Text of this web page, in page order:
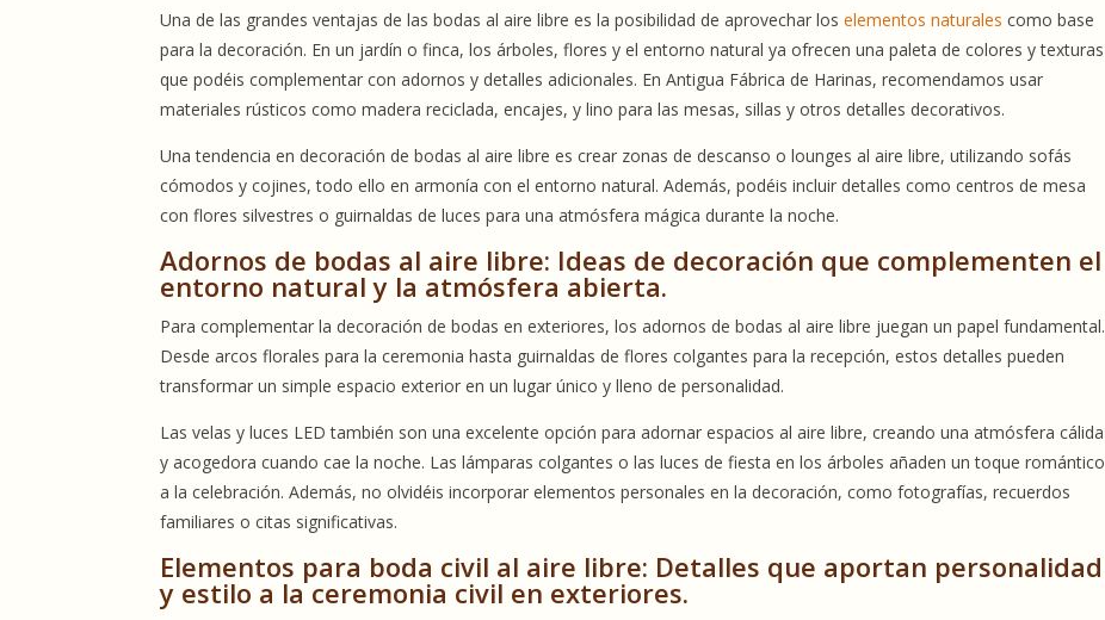
Una de las grandes ventajas de las bodas al aire libre es la posibilidad de aprovechar loselementos naturales como base
para la decoración. En un jardín o finca, los árboles, flores y el entorno natural ya ofrecen una paleta de colores y texturas
que podéis complementar con adornos y detalles adicionales. En Antigua Fábrica de Harinas, recomendamos usar
materiales rústicos como madera reciclada, encajes, y lino para las mesas, sillas y otros detalles decorativos.
Una tendencia en decoración de bodas al aire libre es crear zonas de descanso o lounges al aire libre, utilizando sofás
cómodos y cojines, todo ello en armonía con el entorno natural. Además, podéis incluir detalles como centros de mesa
con flores silvestres o guirnaldas de luces para una atmósfera mágica durante la noche.
Adornos de bodas al aire libre: Ideas de decoración que complementen el
entorno natural y la atmósfera abierta.
Para complementar la decoración de bodas en exteriores, los adornos de bodas al aire libre juegan un papel fundamental.
Desde arcos florales para la ceremonia hasta guirnaldas de flores colgantes para la recepción, estos detalles pueden
transformar un simple espacio exterior en un lugar único y lleno de personalidad.
Las velas y luces LED también son una excelente opción para adornar espacios al aire libre, creando una atmósfera cálida
y acogedora cuando cae la noche. Las lámparas colgantes o las luces de fiesta en los árboles añaden un toque romántico
a la celebración. Además, no olvidéis incorporar elementos personales en la decoración, como fotografías, recuerdos
familiares o citas significativas.
Elementos para boda civil al aire libre: Detalles que aportan personalidad
y estilo a la ceremonia civil en exteriores.